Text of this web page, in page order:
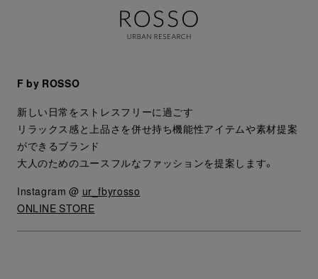
F by ROSSO
新しい日常をストレスフリーに過ごす
リラックス感と上品さを併せ持ち機能性アイテムや素材提案
ができるブランド
大人のためのユースフルなファッションを提案します。
Instagram @ ur_fbyrosso
ONLINE STORE